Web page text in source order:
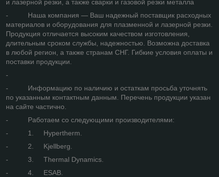
и лазерной резки, а также сварки и газовой резки металла
- Наша компания — Ваш надежный поставщик расходных
материалов и оборудования для плазменной и лазерной резки.
Продукция отличается высоким качеством изготовления,
длительным сроком службы, надежностью. Возможна доставка
в любой регион, а также странам СНГ. Гибкие условия оплаты и
поставки продукции.
-
- Информацию по наличию и остаткам просьба уточнять
по указанным контактным данным. Перечень продукции указан
на сайте частично.
- Работаем со следующими производителями:
- 1. Hypertherm.
- 2. Kjellberg.
- 3. Thermal Dynamics.
- 4. ESAB.